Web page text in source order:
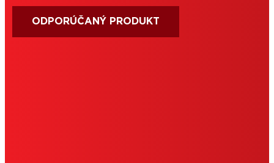
ODPORÚČANÝ PRODUKT